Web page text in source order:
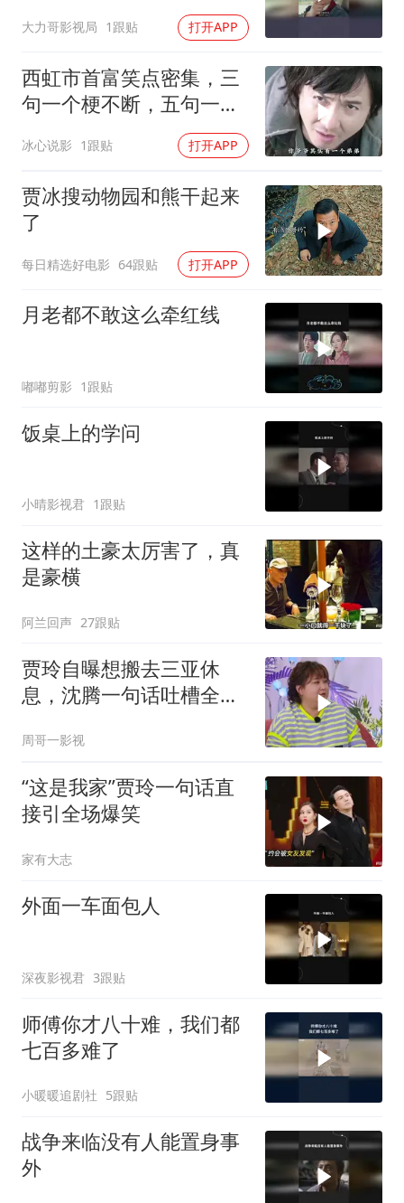
大力哥影视局 1跟贴 打开APP
西虹市首富笑点密集，三
句一个梗不断，五句一个
冰心说影 1跟贴 打开APP
贾冰搜动物园和熊干起来
了
每日精选好电影 64跟贴 打开APP
月老都不敢这么牵红线
嘟嘟剪影 1跟贴
饭桌上的学问
小晴影视君 1跟贴
这样的土豪太厉害了，真
是豪横
阿兰回声 27跟贴
贾玲自曝想搬去三亚休
息，沈腾一句话吐槽全场
周哥一影视
“这是我家”贾玲一句话直
接引全场爆笑
家有大志
外面一车面包人
深夜影视君 3跟贴
师傅你才八十难，我们都
七百多难了
小暖暖追剧社 5跟贴
战争来临没有人能置身事
外